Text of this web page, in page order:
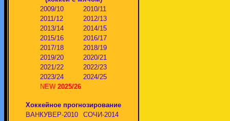
2009/10
2010/11
2011/12
2012/13
2013/14
2014/15
2015/16
2016/17
2017/18
2018/19
2019/20
2020/21
2021/22
2022/23
2023/24
2024/25
NEW 2025/26
Хоккейное прогнозирование
ВАНКУВЕР-2010
СОЧИ-2014